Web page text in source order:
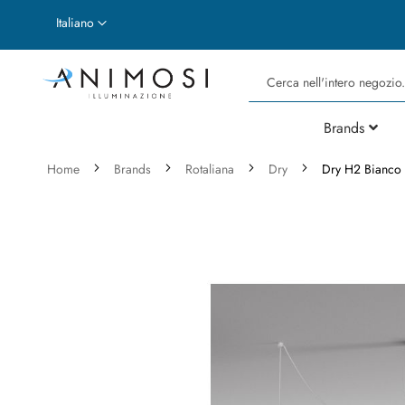
Lingua
Italiano
Cerca
Brands
Home Brands Rotaliana Dry Dry H2